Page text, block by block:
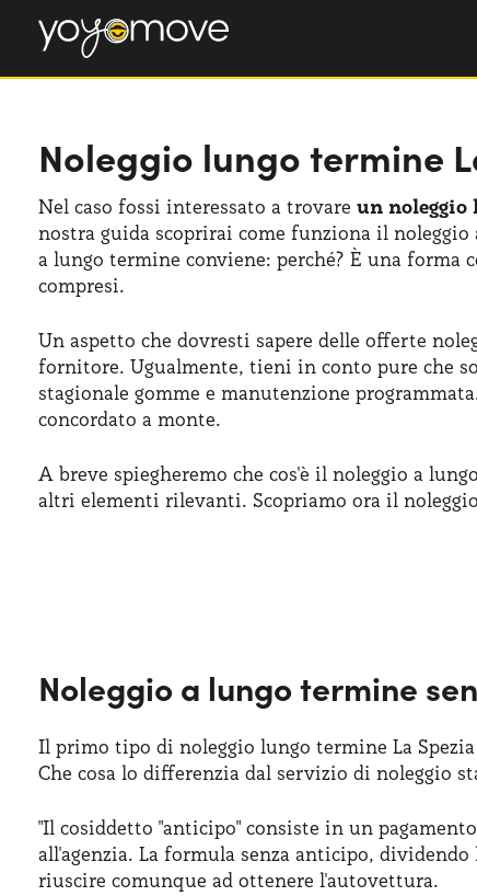
Noleggio lungo termine
Nel caso fossi interessato a trovare un noleggio
nostra guida scoprirai come funziona il
a lungo termine conviene: perché? È una
compresi.
Un aspetto che dovresti sapere delle offerte
fornitore. Ugualmente, tieni in conto pure che
stagionale gomme e manutenzione
concordato a monte.
A breve spiegheremo che cos'è il noleggio a
altri elementi rilevanti. Scopriamo ora il
Noleggio a lungo termine
Il primo tipo di noleggio lungo termine La
Che cosa lo differenzia dal servizio di noleggio
"Il cosiddetto "anticipo" consiste in un
all'agenzia. La formula senza anticipo,
riuscire comunque ad ottenere l'autovettura.